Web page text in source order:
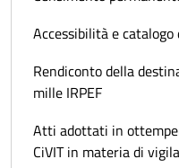
Accessibilità e
Rendiconto della
mille IRPEF
Atti adottati in
CiVIT in materia di